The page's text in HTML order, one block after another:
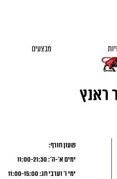
מבצעים
ראנץ
שעון חורף:
ימים א’-ה’: 11:00-21:30
ימי ו’ וערבי חג: 11:00-15:00